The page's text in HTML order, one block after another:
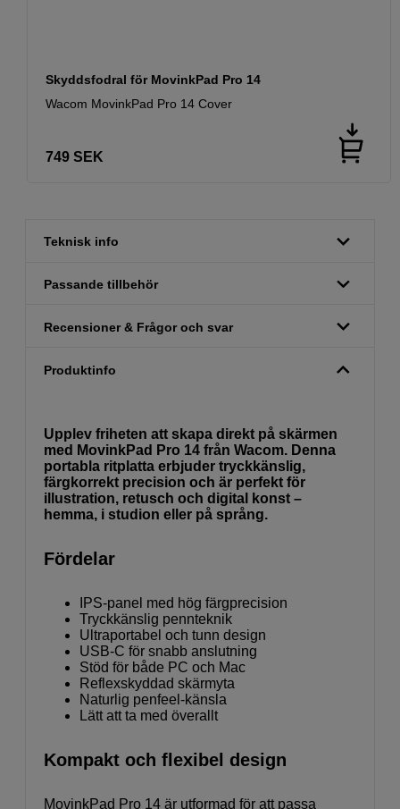
Skyddsfodral för MovinkPad Pro 14
Wacom MovinkPad Pro 14 Cover
749 SEK
Teknisk info
Passande tillbehör
Recensioner & Frågor och svar
Produktinfo
Upplev friheten att skapa direkt på skärmen
med MovinkPad Pro 14 från Wacom. Denna
portabla ritplatta erbjuder tryckkänslig,
färgkorrekt precision och är perfekt för
illustration, retusch och digital konst –
hemma, i studion eller på språng.
Fördelar
IPS-panel med hög färgprecision
Tryckkänslig pennteknik
Ultraportabel och tunn design
USB-C för snabb anslutning
Stöd för både PC och Mac
Reflexskyddad skärmyta
Naturlig penfeel-känsla
Lätt att ta med överallt
Kompakt och flexibel design
MovinkPad Pro 14 är utformad för att passa